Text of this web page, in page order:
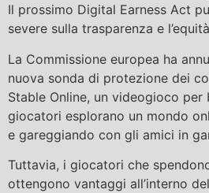
Il prossimo Digital Earness Act
severe sulla trasparenza e
La Commissione europea ha
nuova sonda di protezione dei
Stable Online, un videogioco per
giocatori esplorano un mondo
e gareggiando con gli amici in
Tuttavia, i giocatori che
ottengono vantaggi all’interno